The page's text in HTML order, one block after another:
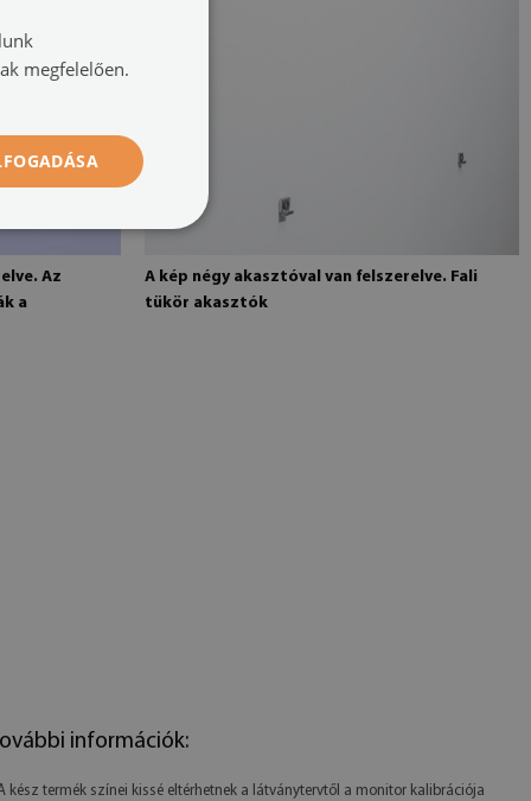
Az
a
A kép négy akasztóval van felszerelve. Fali
tükör akasztók
információk:
kész termék színei kissé eltérhetnek a látványtervtől a monitor kalibrációja
megfelelően.